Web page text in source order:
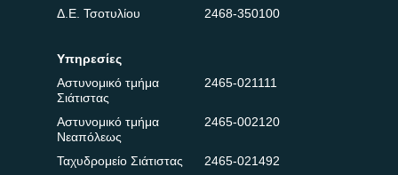
Δ.Ε. Τσοτυλίου
2468-350100
Υπηρεσίες
Αστυνομικό τμήμα
Σιάτιστας
2465-021111
Αστυνομικό τμήμα
Νεαπόλεως
2465-002120
Ταχυδρομείο Σιάτιστας
2465-021492